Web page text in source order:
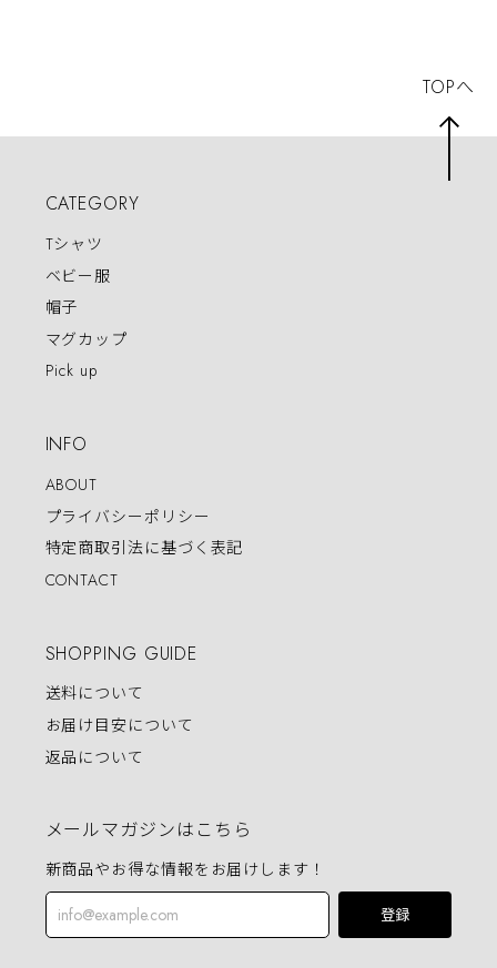
CATEGORY
Tシャツ
ベビー服
帽子
マグカップ
Pick up
INFO
ABOUT
プライバシーポリシー
特定商取引法に基づく表記
CONTACT
SHOPPING GUIDE
送料について
お届け目安について
返品について
メールマガジンはこちら
新商品やお得な情報をお届けします！
登録
TOPへ